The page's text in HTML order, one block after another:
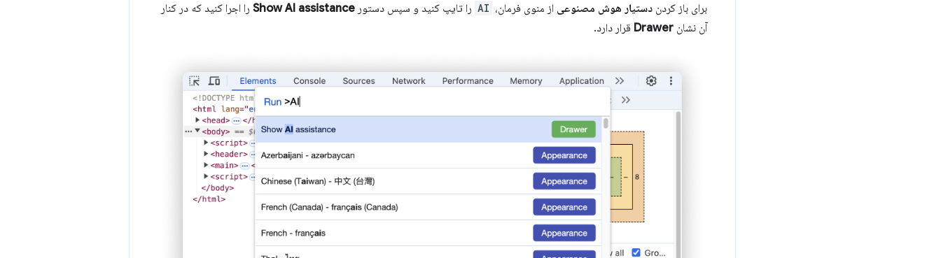
برای باز کردن دستیار هوش مصنوعی از منوی فرمان، AI را تایپ کنید و سپس دستور Show AI assistance را اجرا کنید که در کنار
آن نشان Drawer قرار دارد.